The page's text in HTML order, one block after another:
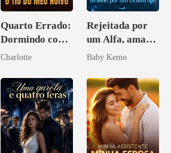
Quarto Errado:
Dormindo com
o Tio do Meu
Charlotte
Rejeitada por
um Alfa, amada
por um
Baby Kemo